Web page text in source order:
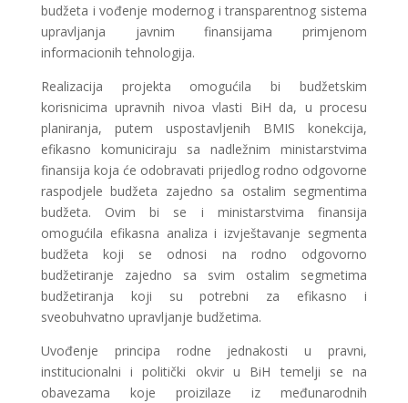
budžeta i vođenje modernog i transparentnog sistema
upravljanja javnim finansijama primjenom
informacionih tehnologija.
Realizacija projekta omogućila bi budžetskim
korisnicima upravnih nivoa vlasti BiH da, u procesu
planiranja, putem uspostavljenih BMIS konekcija,
efikasno komuniciraju sa nadležnim ministarstvima
finansija koja će odobravati prijedlog rodno odgovorne
raspodjele budžeta zajedno sa ostalim segmentima
budžeta. Ovim bi se i ministarstvima finansija
omogućila efikasna analiza i izvještavanje segmenta
budžeta koji se odnosi na rodno odgovorno
budžetiranje zajedno sa svim ostalim segmetima
budžetiranja koji su potrebni za efikasno i
sveobuhvatno upravljanje budžetima.
Uvođenje principa rodne jednakosti u pravni,
institucionalni i politički okvir u BiH temelji se na
obavezama koje proizilaze iz međunarodnih